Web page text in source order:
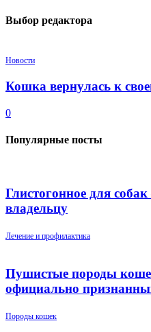
Выбор редактора
Новости
Кошка вернулась к
0
Популярные посты
Глистогонное для
владельцу
Лечение и профилактика
Пушистые породы
официально
Породы кошек